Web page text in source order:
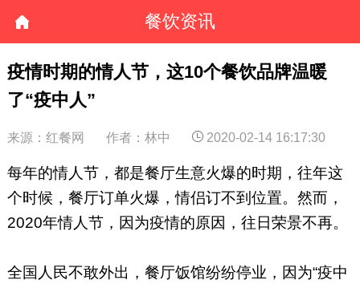
餐饮资讯
疫情时期的情人节，这10个餐饮品牌温暖
了“疫中人”
来源：红餐网 作者：林中 2020-02-14 16:17:30
每年的情人节，都是餐厅生意火爆的时期，往年这
个时候，餐厅订单火爆，情侣订不到位置。然而，
2020年情人节，因为疫情的原因，往日荣景不再。
全国人民不敢外出，餐厅饭馆纷纷停业，因为“疫中